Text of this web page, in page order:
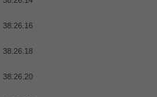
38.26.16
38.26.18
38.26.20